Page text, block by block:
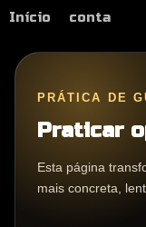
Início conta
PRÁTICA DE
Praticar
Esta página
mais concreta,